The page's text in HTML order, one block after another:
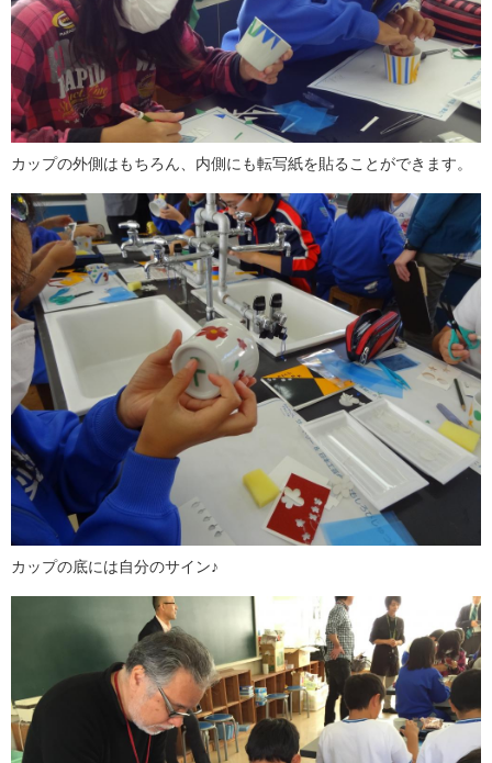
カップの外側はもちろん、内側にも転写紙を貼ることができます。
カップの底には自分のサイン♪